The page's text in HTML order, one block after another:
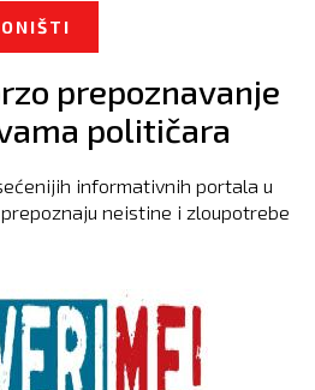
prepoznavanje
političara
informativnih portala u
neistine i zloupotrebe